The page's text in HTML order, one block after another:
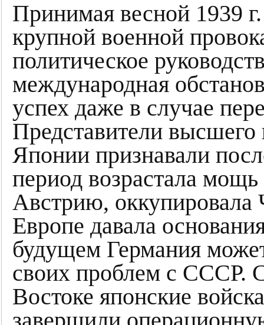
Принимая весной 1939
крупной военной
политическое
международная
успех даже в случае
Представители высшего
Японии признавали
период возрастала
Австрию, оккупировала
Европе давала
будущем Германия
своих проблем с СССР.
Востоке японские